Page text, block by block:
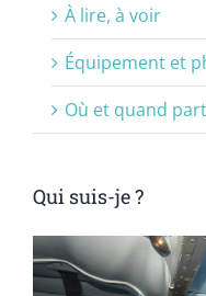
À lire, à voir
Équipement et
Où et quand
Qui suis-je ?